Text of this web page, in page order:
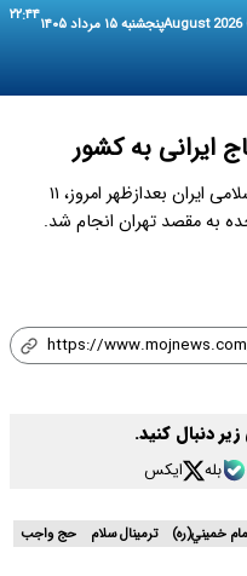
6 پنجشنبه ۱۵ مرداد ۱۴۰۵ ۲۲:۴۴
ایرانی به کشور
نخستین پرواز بازگشت حجاج جمهوری اسلامی ایران بعدازظهر امروز، ۱۱
دنبال کنید.
بله ایکس
خميني(ره) ترمینال سلام حج واجب